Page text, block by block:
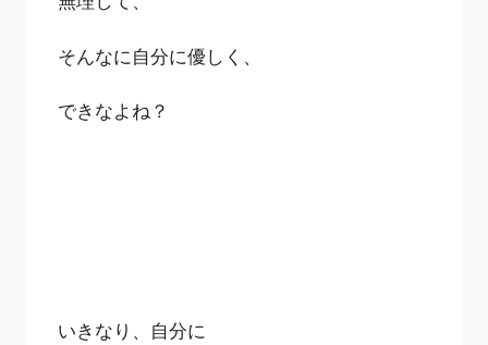
そんなに自分に優しく、
できなよね？
いきなり、自分に